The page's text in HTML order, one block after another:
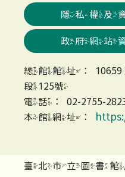
隱私權及
政府網站
總館館址：
段125號
電話：02-2755-
本館網址：
臺北市立圖書館